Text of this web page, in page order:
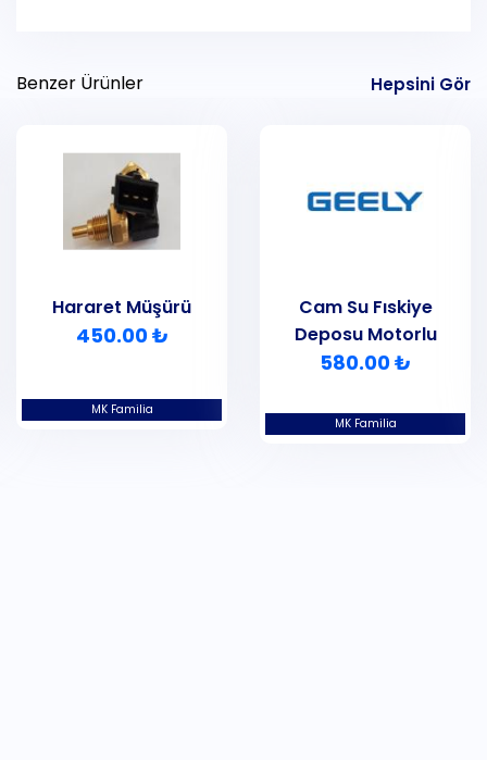
Benzer Ürünler Hepsini Gör
MK Familia
Hararet Müşürü
450.00 ₺
MK Familia
Cam Su Fıskiye
Deposu Motorlu
580.00 ₺